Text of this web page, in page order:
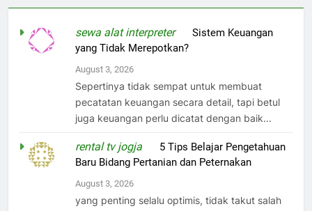
sewa alat interpreteronSistem Keuangan
yang Tidak Merepotkan?
August 3, 2026
Sepertinya tidak sempat untuk membuat
pecatatan keuangan secara detail, tapi betul
juga keuangan perlu dicatat dengan baik...
rental tv jogja
5 Tips Belajar Pengetahuan
Baru Bidang Pertanian dan Peternakan
August 3, 2026
yang penting selalu optimis, tidak takut salah